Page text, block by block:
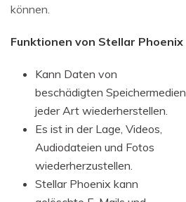
können.
Funktionen von Stellar Phoenix
Kann Daten von
beschädigten Speichermedien
jeder Art wiederherstellen.
Es ist in der Lage, Videos,
Audiodateien und Fotos
wiederherzustellen.
Stellar Phoenix kann